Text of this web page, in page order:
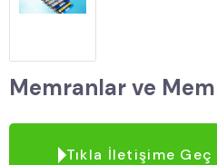
Memranlar ve
Tıkla İletişime Geç